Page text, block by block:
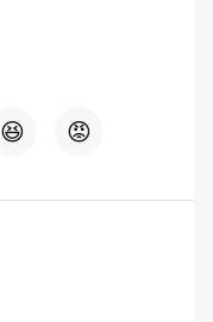
😆 😡